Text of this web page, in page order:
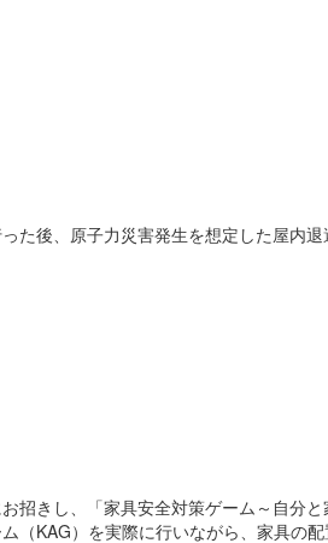
た後、原子力災害発生を想定した屋内退
招きし、「家具安全対策ゲーム～自分と
（KAG）を実際に行いながら、家具の